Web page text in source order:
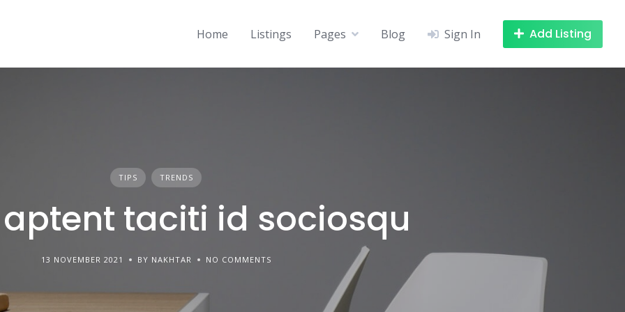
Home Listings Pages Blog Sign In Add Listing
TIPS TRENDS
taciti id sociosqu
13 NOVEMBER 2021 BY NAKHTAR NO COMMENTS